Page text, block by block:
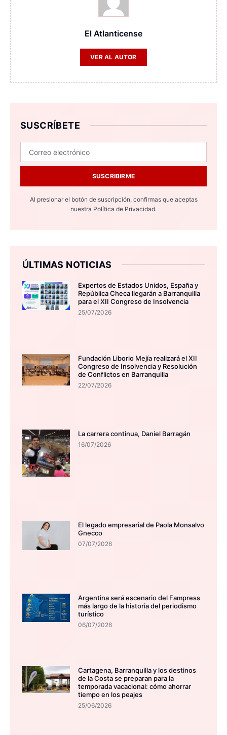
El Atlanticense
VER AL AUTOR
SUSCRÍBETE
SUSCRIBIRME
Al presionar el botón de suscripción, confirmas que aceptas
nuestra Política de Privacidad.
ÚLTIMAS NOTICIAS
Expertos de Estados Unidos, España y
República Checa llegarán a Barranquilla
para el XII Congreso de Insolvencia
25/07/2026
Fundación Liborio Mejía realizará el XII
Congreso de Insolvencia y Resolución
de Conflictos en Barranquilla
22/07/2026
La carrera continua, Daniel Barragán
16/07/2026
El legado empresarial de Paola Monsalvo
Gnecco
07/07/2026
Argentina será escenario del Fampress
más largo de la historia del periodismo
turístico
06/07/2026
Cartagena, Barranquilla y los destinos
de la Costa se preparan para la
temporada vacacional: cómo ahorrar
tiempo en los peajes
25/06/2026